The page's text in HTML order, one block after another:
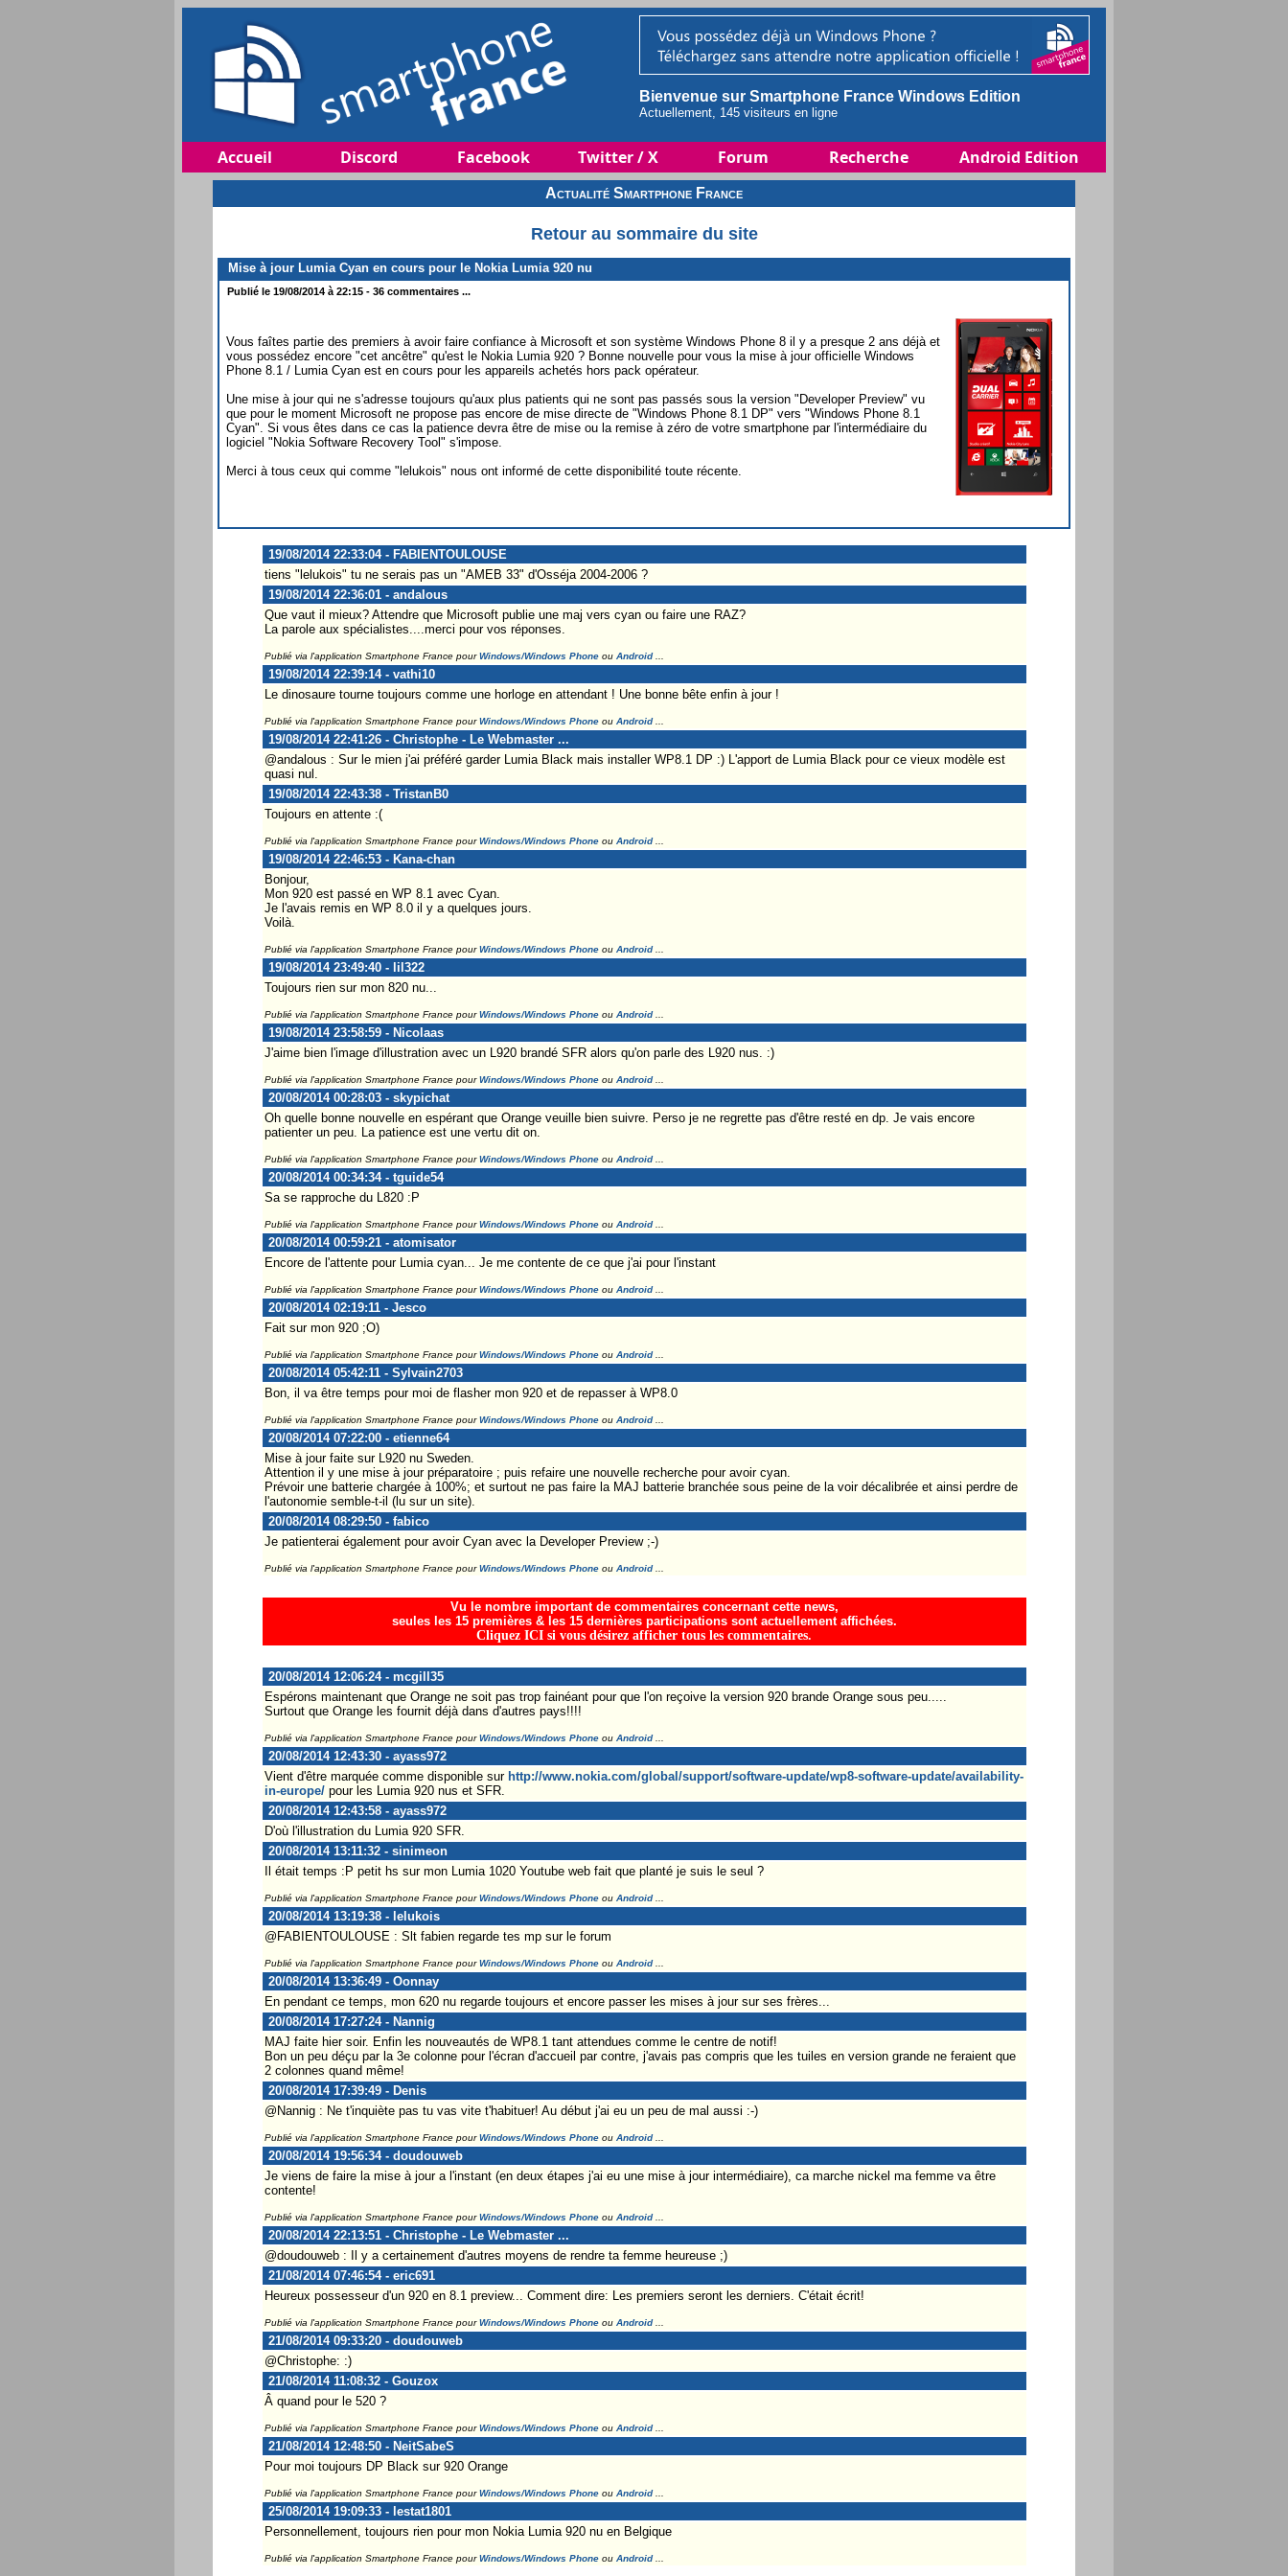
Bienvenue sur Smartphone France Windows Edition
Actuellement, 145 visiteurs en ligne
Accueil Discord Facebook Twitter / X Forum Recherche Android Edition
Actualité Smartphone France
Retour au sommaire du site
Mise à jour Lumia Cyan en cours pour le Nokia Lumia 920 nu
Publié le 19/08/2014 à 22:15 - 36 commentaires ...
Vous faîtes partie des premiers à avoir faire confiance à Microsoft et son système Windows Phone 8 il y a presque 2 ans déjà et
vous possédez encore "cet ancêtre" qu'est le Nokia Lumia 920 ? Bonne nouvelle pour vous la mise à jour officielle Windows
Phone 8.1 / Lumia Cyan est en cours pour les appareils achetés hors pack opérateur.
Une mise à jour qui ne s'adresse toujours qu'aux plus patients qui ne sont pas passés sous la version "Developer Preview" vu
que pour le moment Microsoft ne propose pas encore de mise directe de "Windows Phone 8.1 DP" vers "Windows Phone 8.1
Cyan". Si vous êtes dans ce cas la patience devra être de mise ou la remise à zéro de votre smartphone par l'intermédiaire du
logiciel "Nokia Software Recovery Tool" s'impose.
Merci à tous ceux qui comme "lelukois" nous ont informé de cette disponibilité toute récente.
19/08/2014 22:33:04 - FABIENTOULOUSE
tiens "lelukois" tu ne serais pas un "AMEB 33" d'Osséja 2004-2006 ?
19/08/2014 22:36:01 - andalous
Que vaut il mieux? Attendre que Microsoft publie une maj vers cyan ou faire une RAZ?
La parole aux spécialistes....merci pour vos réponses.
Publié via l'application Smartphone France pourWindows/Windows Phoneou Android...
19/08/2014 22:39:14 - vathi10
Le dinosaure tourne toujours comme une horloge en attendant ! Une bonne bête enfin à jour !
Publié via l'application Smartphone France pourWindows/Windows Phoneou Android...
19/08/2014 22:41:26 - Christophe - Le Webmaster ...
@andalous : Sur le mien j'ai préféré garder Lumia Black mais installer WP8.1 DP :) L'apport de Lumia Black pour ce vieux modèle est
quasi nul.
19/08/2014 22:43:38 - TristanB0
Toujours en attente :(
Publié via l'application Smartphone France pourWindows/Windows Phoneou Android...
19/08/2014 22:46:53 - Kana-chan
Bonjour,
Mon 920 est passé en WP 8.1 avec Cyan.
Je l'avais remis en WP 8.0 il y a quelques jours.
Voilà.
Publié via l'application Smartphone France pourWindows/Windows Phoneou Android...
19/08/2014 23:49:40 - lil322
Toujours rien sur mon 820 nu...
Publié via l'application Smartphone France pourWindows/Windows Phoneou Android...
19/08/2014 23:58:59 - Nicolaas
J'aime bien l'image d'illustration avec un L920 brandé SFR alors qu'on parle des L920 nus. :)
Publié via l'application Smartphone France pourWindows/Windows Phoneou Android...
20/08/2014 00:28:03 - skypichat
Oh quelle bonne nouvelle en espérant que Orange veuille bien suivre. Perso je ne regrette pas d'être resté en dp. Je vais encore
patienter un peu. La patience est une vertu dit on.
Publié via l'application Smartphone France pourWindows/Windows Phoneou Android...
20/08/2014 00:34:34 - tguide54
Sa se rapproche du L820 :P
Publié via l'application Smartphone France pourWindows/Windows Phoneou Android...
20/08/2014 00:59:21 - atomisator
Encore de l'attente pour Lumia cyan... Je me contente de ce que j'ai pour l'instant
Publié via l'application Smartphone France pourWindows/Windows Phoneou Android...
20/08/2014 02:19:11 - Jesco
Fait sur mon 920 ;O)
Publié via l'application Smartphone France pourWindows/Windows Phoneou Android...
20/08/2014 05:42:11 - Sylvain2703
Bon, il va être temps pour moi de flasher mon 920 et de repasser à WP8.0
Publié via l'application Smartphone France pourWindows/Windows Phoneou Android...
20/08/2014 07:22:00 - etienne64
Mise à jour faite sur L920 nu Sweden.
Attention il y une mise à jour préparatoire ; puis refaire une nouvelle recherche pour avoir cyan.
Prévoir une batterie chargée à 100%; et surtout ne pas faire la MAJ batterie branchée sous peine de la voir décalibrée et ainsi perdre de
l'autonomie semble-t-il (lu sur un site).
20/08/2014 08:29:50 - fabico
Je patienterai également pour avoir Cyan avec la Developer Preview ;-)
Publié via l'application Smartphone France pourWindows/Windows Phoneou Android...
Vu le nombre important de commentaires concernant cette news,
seules les 15 premières & les 15 dernières participations sont actuellement affichées.
Cliquez ICI si vous désirez afficher tous les commentaires.
20/08/2014 12:06:24 - mcgill35
Espérons maintenant que Orange ne soit pas trop fainéant pour que l'on reçoive la version 920 brande Orange sous peu.....
Surtout que Orange les fournit déjà dans d'autres pays!!!!
Publié via l'application Smartphone France pourWindows/Windows Phoneou Android...
20/08/2014 12:43:30 - ayass972
Vient d'être marquée comme disponible sur http://www.nokia.com/global/support/software-update/wp8-software-update/availability-
in-europe/pour les Lumia 920 nus et SFR.
20/08/2014 12:43:58 - ayass972
D'où l'illustration du Lumia 920 SFR.
20/08/2014 13:11:32 - sinimeon
Il était temps :P petit hs sur mon Lumia 1020 Youtube web fait que planté je suis le seul ?
Publié via l'application Smartphone France pourWindows/Windows Phoneou Android...
20/08/2014 13:19:38 - lelukois
@FABIENTOULOUSE : Slt fabien regarde tes mp sur le forum
Publié via l'application Smartphone France pourWindows/Windows Phoneou Android...
20/08/2014 13:36:49 - Oonnay
En pendant ce temps, mon 620 nu regarde toujours et encore passer les mises à jour sur ses frères...
20/08/2014 17:27:24 - Nannig
MAJ faite hier soir. Enfin les nouveautés de WP8.1 tant attendues comme le centre de notif!
Bon un peu déçu par la 3e colonne pour l'écran d'accueil par contre, j'avais pas compris que les tuiles en version grande ne feraient que
2 colonnes quand même!
20/08/2014 17:39:49 - Denis
@Nannig : Ne t'inquiète pas tu vas vite t'habituer! Au début j'ai eu un peu de mal aussi :-)
Publié via l'application Smartphone France pourWindows/Windows Phoneou Android...
20/08/2014 19:56:34 - doudouweb
Je viens de faire la mise à jour a l'instant (en deux étapes j'ai eu une mise à jour intermédiaire), ca marche nickel ma femme va être
contente!
Publié via l'application Smartphone France pourWindows/Windows Phoneou Android...
20/08/2014 22:13:51 - Christophe - Le Webmaster ...
@doudouweb : Il y a certainement d'autres moyens de rendre ta femme heureuse ;)
21/08/2014 07:46:54 - eric691
Heureux possesseur d'un 920 en 8.1 preview... Comment dire: Les premiers seront les derniers. C'était écrit!
Publié via l'application Smartphone France pourWindows/Windows Phoneou Android...
21/08/2014 09:33:20 - doudouweb
@Christophe: :)
21/08/2014 11:08:32 - Gouzox
Â quand pour le 520 ?
Publié via l'application Smartphone France pourWindows/Windows Phoneou Android...
21/08/2014 12:48:50 - NeitSabeS
Pour moi toujours DP Black sur 920 Orange
Publié via l'application Smartphone France pourWindows/Windows Phoneou Android...
25/08/2014 19:09:33 - lestat1801
Personnellement, toujours rien pour mon Nokia Lumia 920 nu en Belgique
Publié via l'application Smartphone France pourWindows/Windows Phoneou Android...